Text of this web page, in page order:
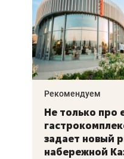
Рекомендуем
Не только про
задает новый
набережной